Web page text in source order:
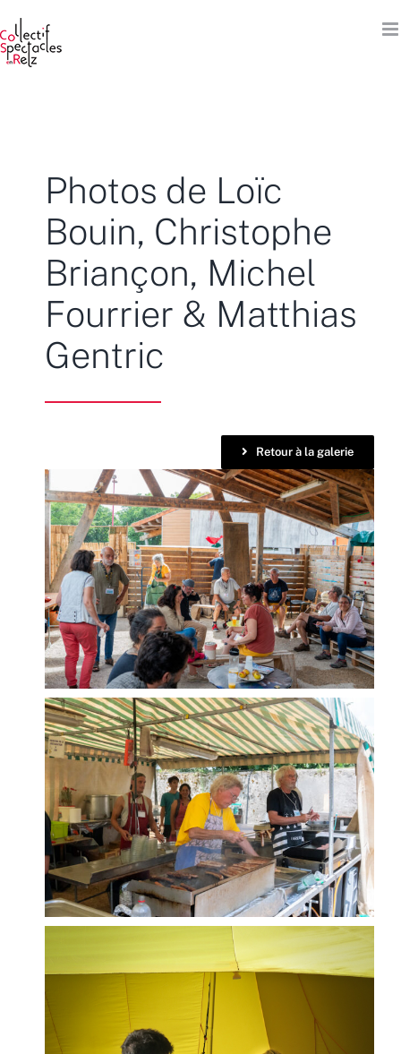
au
contenu
Photos de Loïc
Bouin, Christophe
Briançon, Michel
Fourrier & Matthias
Gentric
Retour à la galerie